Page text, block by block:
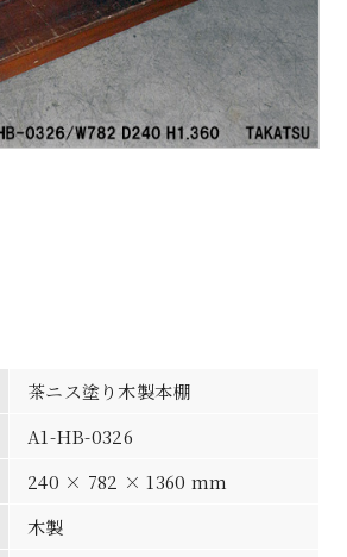
茶ニス塗り木製本棚
A1-HB-0326
240 × 782 × 1360 mm
木製